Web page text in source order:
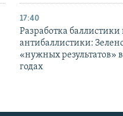
17:40
Разработка баллистики
антибаллистики:
«нужных результатов»
годах